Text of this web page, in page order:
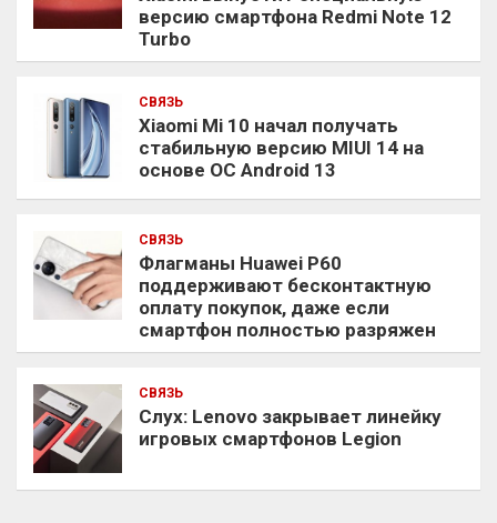
версию смартфона Redmi Note 12
Turbo
СВЯЗЬ
Xiaomi Mi 10 начал получать
стабильную версию MIUI 14 на
основе ОС Android 13
СВЯЗЬ
Флагманы Huawei P60
поддерживают бесконтактную
оплату покупок, даже если
смартфон полностью разряжен
СВЯЗЬ
Слух: Lenovo закрывает линейку
игровых смартфонов Legion